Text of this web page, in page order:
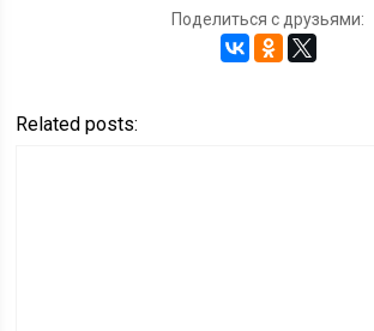
Поделиться с друзьями:
Related posts: